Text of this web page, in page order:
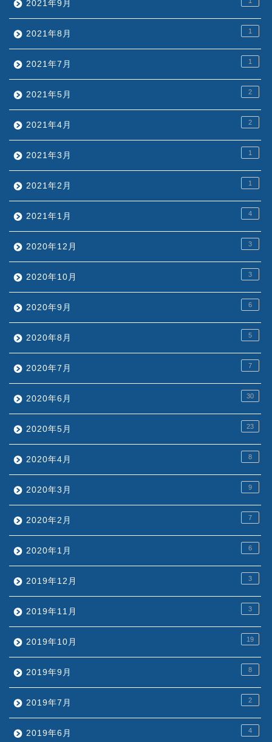
2021年9月
2021年8月 1
2021年7月 1
2021年5月 2
2021年4月 2
2021年3月 1
2021年2月 1
2021年1月 4
2020年12月 3
2020年10月 3
2020年9月 6
2020年8月 5
2020年7月 7
2020年6月 30
2020年5月 23
2020年4月 8
2020年3月 9
2020年2月 7
2020年1月 6
2019年12月 3
2019年11月 3
2019年10月 19
2019年9月 8
2019年7月 2
2019年6月 4